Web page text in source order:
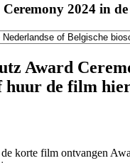
2024 in de
Award
huur de film
korte film ontvangen